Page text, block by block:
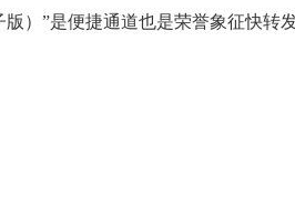
”是便捷通道也是荣誉象征快转